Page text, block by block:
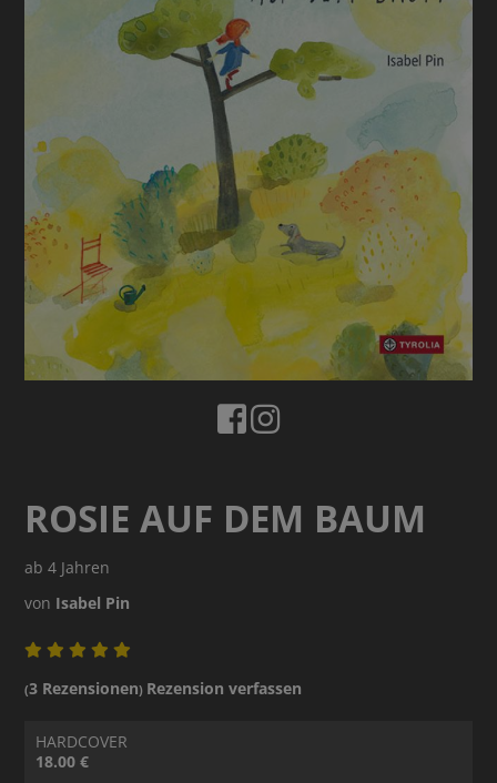
IDEEN & BEGLEITMATERIAL
ROSIE AUF DEM BAUM
ab 4 Jahren
von Isabel Pin
(3 Rezensionen) Rezension verfassen
HARDCOVER
18.00 €